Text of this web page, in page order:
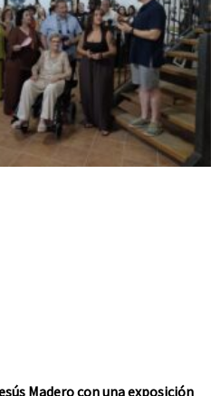
Madero con una exposición